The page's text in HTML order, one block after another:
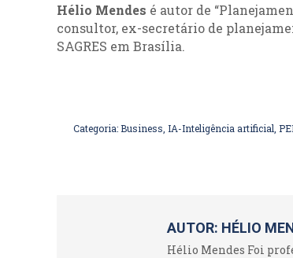
Hélio Mendes é autor de
consultor, ex-secretário de
SAGRES em Brasília.
Categoria:Business IA-Inteligência artificial
AUTOR: HÉLIO
Hélio Mendes Foi